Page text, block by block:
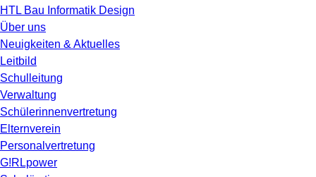
HTL Bau Informatik Design
Über uns
Neuigkeiten & Aktuelles
Leitbild
Schulleitung
Verwaltung
Schülerinnenvertretung
Elternverein
Personalvertretung
G!RLpower